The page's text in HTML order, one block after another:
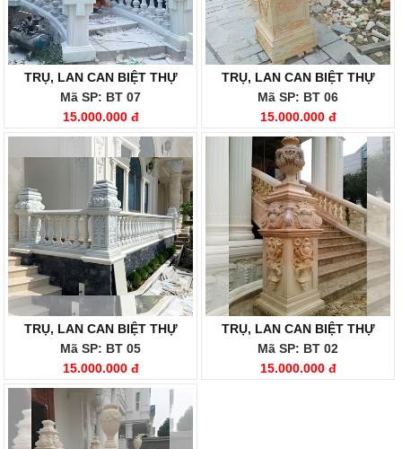
TRỤ, LAN CAN BIỆT THỰ
Mã SP: BT 07
15.000.000 đ
TRỤ, LAN CAN BIỆT THỰ
Mã SP: BT 06
15.000.000 đ
TRỤ, LAN CAN BIỆT THỰ
Mã SP: BT 05
15.000.000 đ
TRỤ, LAN CAN BIỆT THỰ
Mã SP: BT 02
15.000.000 đ